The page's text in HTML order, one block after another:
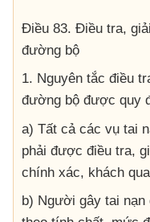
Điều 83. Điều tra,
đường bộ
1. Nguyên tắc điều
đường bộ được quy
a) Tất cả các vụ tai
phải được điều tra,
chính xác, khách
b) Người gây tai